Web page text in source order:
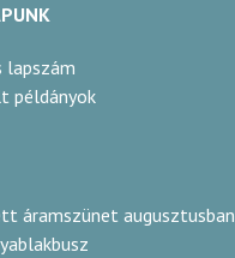
lapszám
példányok
áramszünet augusztusban